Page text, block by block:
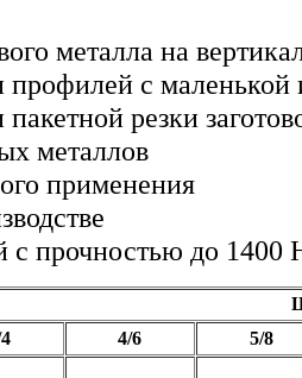
металла на
профилей с маленькой
резки
металлов
применения
с прочностью до
4/6 5/8